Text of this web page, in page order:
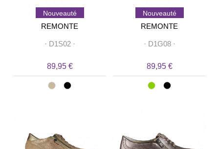
Nouveauté
REMONTE
· D1S02·
89,95 €
Nouveauté
REMONTE
· D1G08·
89,95 €